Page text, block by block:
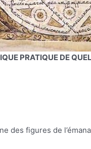
PRATIQUE DE
des figures de